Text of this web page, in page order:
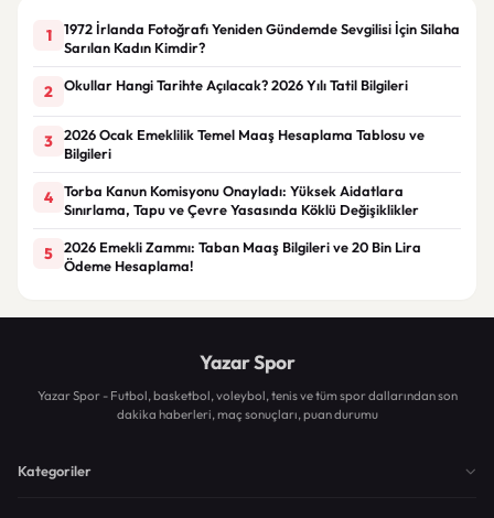
1
1972 İrlanda Fotoğrafı Yeniden Gündemde Sevgilisi İçin Silaha
Sarılan Kadın Kimdir?
2 Okullar Hangi Tarihte Açılacak? 2026 Yılı Tatil Bilgileri
3
2026 Ocak Emeklilik Temel Maaş Hesaplama Tablosu ve
Bilgileri
4
Torba Kanun Komisyonu Onayladı: Yüksek Aidatlara
Sınırlama, Tapu ve Çevre Yasasında Köklü Değişiklikler
5
2026 Emekli Zammı: Taban Maaş Bilgileri ve 20 Bin Lira
Ödeme Hesaplama!
Yazar Spor
Yazar Spor - Futbol, basketbol, voleybol, tenis ve tüm spor dallarından son
dakika haberleri, maç sonuçları, puan durumu
Kategoriler